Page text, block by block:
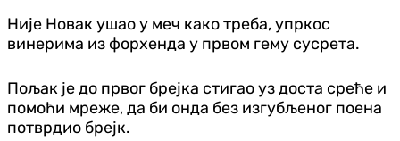
Није Новак ушао у меч како треба, упркос
винерима из форхенда у првом гему сусрета.
Пољак је до првог брејка стигао уз доста среће и
помоћи мреже, да би онда без изгубљеног поена
потврдио брејк.